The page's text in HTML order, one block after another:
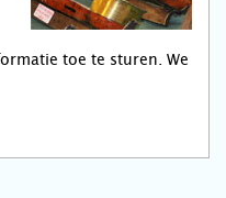
toe te sturen. We